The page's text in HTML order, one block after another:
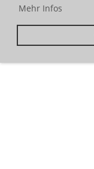
Mehr Infos